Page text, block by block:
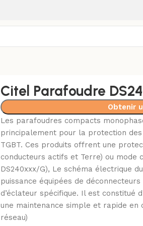
Citel Parafoudre
Obtenir
Les parafoudres compacts
principalement pour la protection des
TGBT. Ces produits offrent une
conducteurs actifs et Terre) ou mode
DS240xxx/G), Le schéma électrique
puissance équipées de
d’éclateur spécifique. Il est constitué
une maintenance simple et rapide en
réseau)